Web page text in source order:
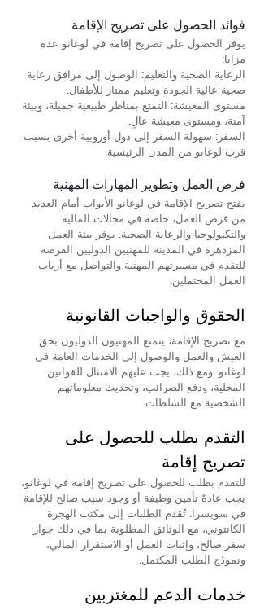
فوائد الحصول على تصريح الإقامة
يوفر الحصول على تصريح إقامة في لوغانو عدة
مزايا:
الرعاية الصحية والتعليم: الوصول إلى مرافق رعاية
صحية عالية الجودة وتعليم ممتاز للأطفال.
مستوى المعيشة: التمتع بمناظر طبيعية جميلة، وبيئة
آمنة، ومستوى معيشة عالٍ.
السفر: سهولة السفر إلى دول أوروبية أخرى بسبب
قرب لوغانو من المدن الرئيسية.
فرص العمل وتطوير المهارات المهنية
يفتح تصريح الإقامة في لوغانو الأبواب أمام العديد
من فرص العمل، خاصة في مجالات المالية
والتكنولوجيا والرعاية الصحية. يوفر بيئة العمل
المزدهرة في المدينة للمهنيين الدوليين الفرصة
للتقدم في مسيرتهم المهنية والتواصل مع أرباب
العمل المحتملين.
الحقوق والواجبات القانونية
مع تصريح الإقامة، يتمتع المهنيون الدوليون بحق
العيش والعمل والوصول إلى الخدمات العامة في
لوغانو. ومع ذلك، يجب عليهم الامتثال للقوانين
المحلية، ودفع الضرائب، وتحديث معلوماتهم
الشخصية مع السلطات.
التقدم بطلب للحصول على
تصريح إقامة
للتقدم بطلب للحصول على تصريح إقامة في لوغانو،
يجب عادةً تأمين وظيفة أو وجود سبب صالح للإقامة
في سويسرا. تُقدم الطلبات إلى مكتب الهجرة
الكانتوني، مع الوثائق المطلوبة بما في ذلك جواز
سفر صالح، وإثبات العمل أو الاستقرار المالي،
ونموذج الطلب المكتمل.
خدمات الدعم للمغتربين